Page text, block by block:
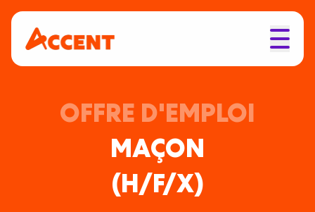
OFFRE D'EMPLOI
MAÇON
(H/F/X)